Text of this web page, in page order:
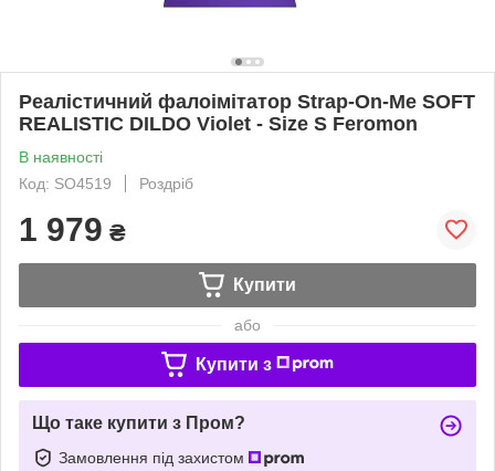
Реалістичний фалоімітатор Strap-On-Me SOFT
REALISTIC DILDO Violet - Size S Feromon
В наявності
Код: SO4519
Роздріб
1 979 ₴
Купити
або
Купити з
Що таке купити з Пром?
Замовлення під захистом